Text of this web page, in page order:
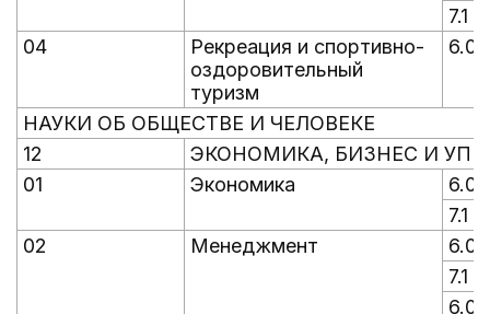
7.1
04
Рекреация и спортивно-
оздоровительный
туризм
6.0
НАУКИ ОБ ОБЩЕСТВЕ И ЧЕЛОВЕКЕ
12
ЭКОНОМИКА, БИЗНЕС И
01
Экономика
6.0
7.1
02
Менеджмент
6.0
7.1
6.0